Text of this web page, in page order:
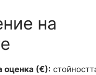
на
оценка (€):